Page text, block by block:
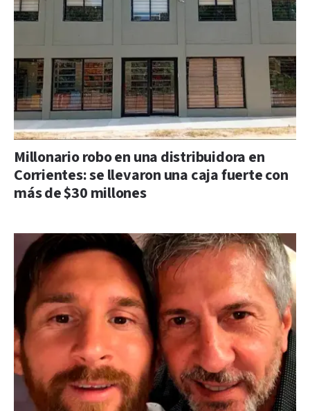
Millonario robo en una distribuidora en
Corrientes: se llevaron una caja fuerte con
más de $30 millones